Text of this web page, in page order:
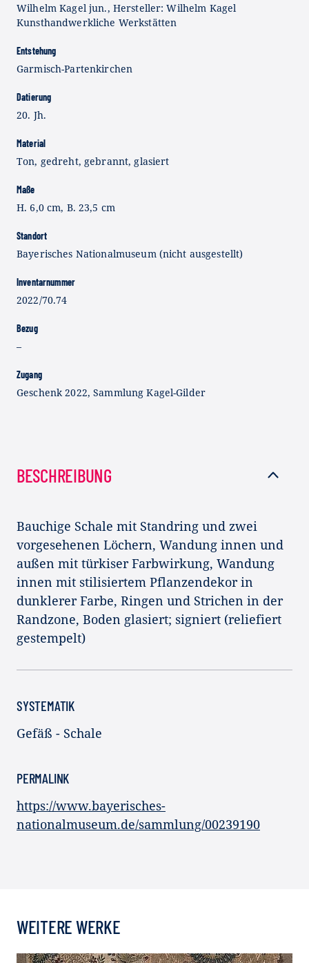
Wilhelm Kagel jun., Hersteller: Wilhelm Kagel
Kunsthandwerkliche Werkstätten
Entstehung
Garmisch-Partenkirchen
Datierung
20. Jh.
Material
Ton, gedreht, gebrannt, glasiert
Maße
H. 6,0 cm, B. 23,5 cm
Standort
Bayerisches Nationalmuseum (nicht ausgestellt)
Inventarnummer
2022/70.74
Bezug
–
Zugang
Geschenk 2022, Sammlung Kagel-Gilder
BESCHREIBUNG
Bauchige Schale mit Standring und zwei
vorgesehenen Löchern, Wandung innen und
außen mit türkiser Farbwirkung, Wandung
innen mit stilisiertem Pflanzendekor in
dunklerer Farbe, Ringen und Strichen in der
Randzone, Boden glasiert; signiert (reliefiert
gestempelt)
SYSTEMATIK
Gefäß - Schale
PERMALINK
https://www.bayerisches-
nationalmuseum.de/sammlung/00239190
WEITERE WERKE